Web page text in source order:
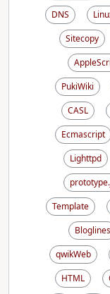
DNS
Sitecopy
PukiWiki
CASL
Ecmascript
Lighttpd
Template
Bloglines
qwikWeb
HTML